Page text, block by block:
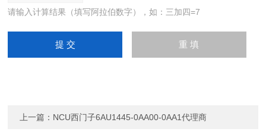
请输入计算结果（填写阿拉伯数字），如：三加四=7
上一篇： NCU西门子6AU1445-0AA00-0AA1代理商